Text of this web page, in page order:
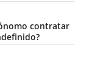
contratar